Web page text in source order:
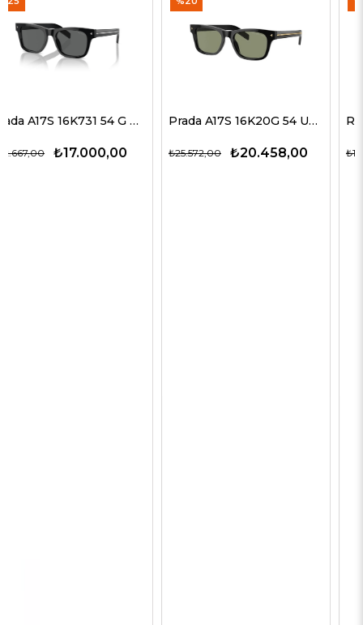
Prada A17S 16K20G 54 Unisex Güneş Gözlükleri
₺20.458,00
₺25.572,00
Rayban 4547 601/58 60 Erkek Güneş Gözlükleri
₺9.774,00
₺15.037,00